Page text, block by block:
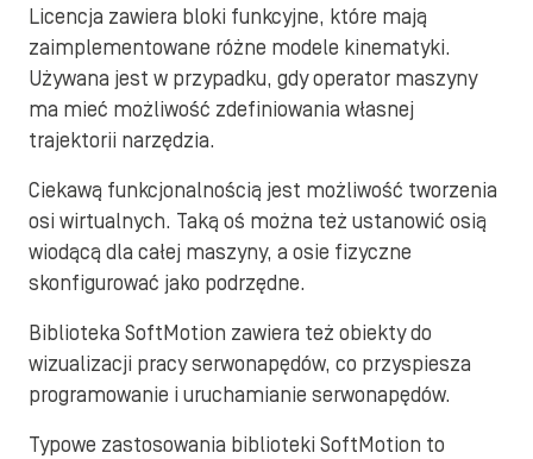
Licencja zawiera bloki funkcyjne, które mają
zaimplementowane różne modele kinematyki.
Używana jest w przypadku, gdy operator maszyny
ma mieć możliwość zdefiniowania własnej
trajektorii narzędzia.
Ciekawą funkcjonalnością jest możliwość tworzenia
osi wirtualnych. Taką oś można też ustanowić osią
wiodącą dla całej maszyny, a osie fizyczne
skonfigurować jako podrzędne.
Biblioteka SoftMotion zawiera też obiekty do
wizualizacji pracy serwonapędów, co przyspiesza
programowanie i uruchamianie serwonapędów.
Typowe zastosowania biblioteki SoftMotion to